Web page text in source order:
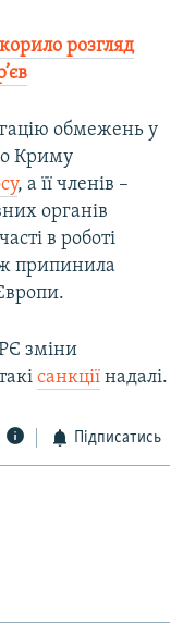
розгляд
обмежень у
Криму
, а її членів –
органів
в роботі
припинила
зміни
санкції надалі.
Підписатись